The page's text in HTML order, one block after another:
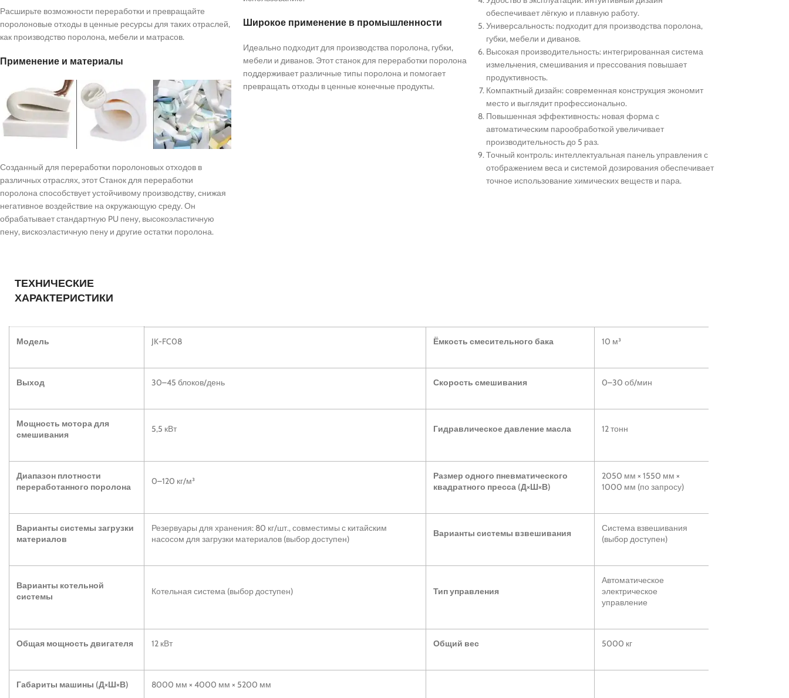
Расширьте возможности переработки и превращайте
поролоновые отходы в ценные ресурсы для таких отраслей,
как производство поролона, мебели и матрасов.
Применение и материалы
Созданный для переработки поролоновых отходов в
различных отраслях, этот Станок для переработки
поролона способствует устойчивому производству, снижая
негативное воздействие на окружающую среду. Он
обрабатывает стандартную PU пену, высокоэластичную
пену, вискоэластичную пену и другие остатки поролона.
Широкое применение в промышленности
Идеально подходит для производства поролона, губки,
мебели и диванов. Этот станок для переработки поролона
поддерживает различные типы поролона и помогает
превращать отходы в ценные конечные продукты.
обеспечивает лёгкую и плавную работу.
Универсальность: подходит для производства поролона,
губки, мебели и диванов.
Высокая производительность: интегрированная система
измельчения, смешивания и прессования повышает
продуктивность.
Компактный дизайн: современная конструкция экономит
место и выглядит профессионально.
Повышенная эффективность: новая форма с
автоматическим парообработкой увеличивает
производительность до 5 раз.
Точный контроль: интеллектуальная панель управления с
отображением веса и системой дозирования обеспечивает
точное использование химических веществ и пара.
ТЕХНИЧЕСКИЕ
ХАРАКТЕРИСТИКИ
Модель JK-FC08 Ёмкость смесительного бака 10 м³
Выход 30–45 блоков/день Скорость смешивания 0–30 об/мин
Мощность мотора для
смешивания
5,5 кВт Гидравлическое давление масла 12 тонн
Диапазон плотности
переработанного поролона
0–120 кг/м³
Размер одного пневматического
квадратного пресса (Д×Ш×В)
2050 мм × 1550 мм ×
1000 мм (по запросу)
Варианты системы загрузки
материалов
Резервуары для хранения: 80 кг/шт., совместимы с китайским
насосом для загрузки материалов (выбор доступен)
Варианты системы взвешивания
Система взвешивания
(выбор доступен)
Варианты котельной
системы
Котельная система (выбор доступен) Тип управления
Автоматическое
электрическое
управление
Общая мощность двигателя 12 кВт Общий вес 5000 кг
Габариты машины (Д×Ш×В) 8000 мм × 4000 мм × 5200 мм